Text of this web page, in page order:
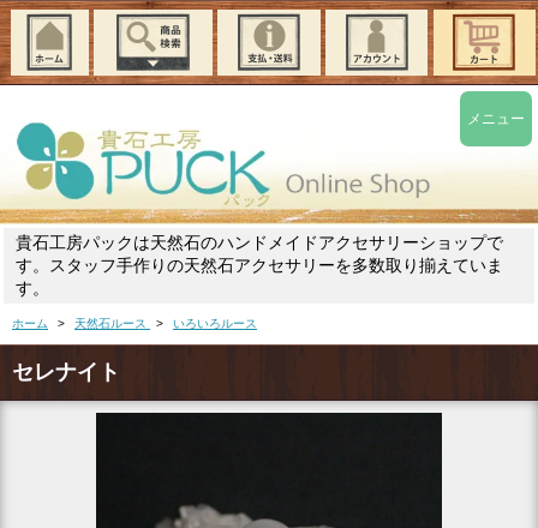
貴石工房パックは天然石のハンドメイドアクセサリーショップで
す。スタッフ手作りの天然石アクセサリーを多数取り揃えていま
す。
ホーム > 天然石ルース > いろいろルース
セレナイト
メニュー